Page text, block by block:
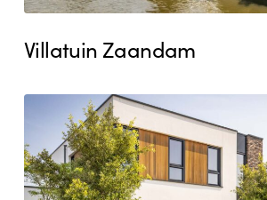
Villatuin Zaandam
Heemskerk